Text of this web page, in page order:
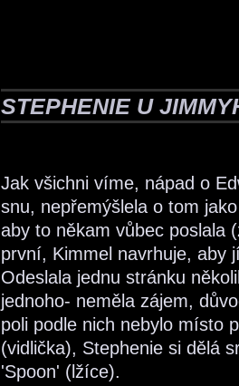
STEPHENIE U
Jak všichni víme, nápad o
snu, nepřemýšlela o tom
aby to někam vůbec poslala
první, Kimmel navrhuje, aby
Odeslala jednu stránku
jednoho- neměla zájem,
poli podle nich nebylo místo
(vidlička), Stephenie si dělá
'Spoon' (lžíce).